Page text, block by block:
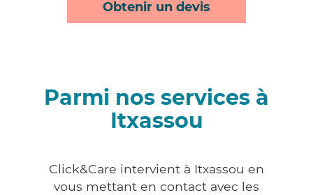
Obtenir un devis
Parmi nos services à
Itxassou
Click&Care intervient à Itxassou en
vous mettant en contact avec les